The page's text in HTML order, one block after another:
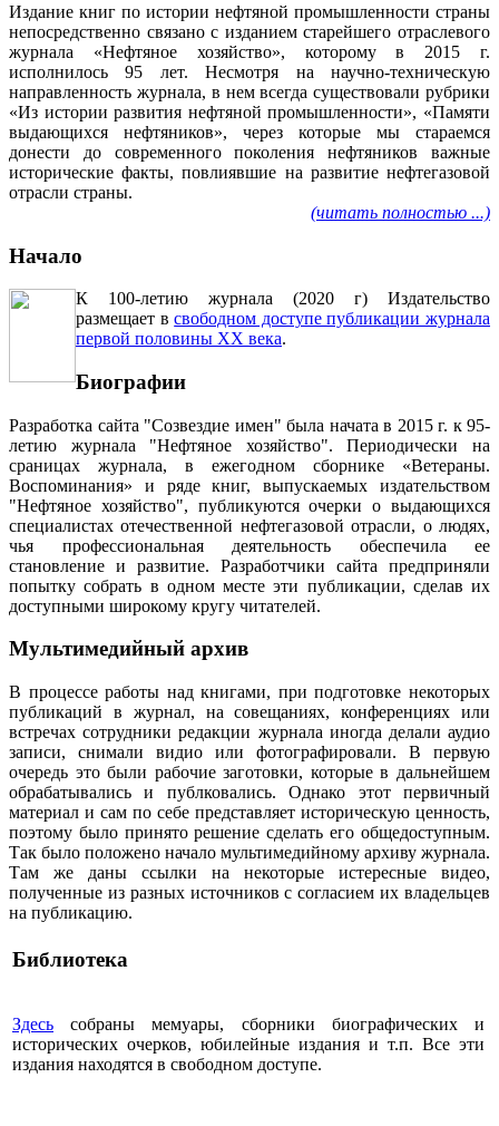
Издание книг по истории нефтяной промышленности страны
непосредственно связано с изданием старейшего отраслевого
журнала «Нефтяное хозяйство», которому в 2015 г.
исполнилось 95 лет. Несмотря на научно-техническую
направленность журнала, в нем всегда существовали рубрики
«Из истории развития нефтяной промышленности», «Памяти
выдающихся нефтяников», через которые мы стараемся
донести до современного поколения нефтяников важные
исторические факты, повлиявшие на развитие нефтегазовой
отрасли страны.
(читать полностью ...)
Начало
К 100-летию журнала (2020 г) Издательство
размещает всвободном доступе публикации журнала
первой половины ХХ века.
Биографии
Разработка сайта "Созвездие имен" была начата в 2015 г. к 95-
летию журнала "Нефтяное хозяйство". Периодически на
сраницах журнала, в ежегодном сборнике «Ветераны.
Воспоминания» и ряде книг, выпускаемых издательством
"Нефтяное хозяйство", публикуются очерки о выдающихся
специалистах отечественной нефтегазовой отрасли, о людях,
чья профессиональная деятельность обеспечила ее
становление и развитие. Разработчики сайта предприняли
попытку собрать в одном месте эти публикации, сделав их
доступными широкому кругу читателей.
Мультимедийный архив
В процессе работы над книгами, при подготовке некоторых
публикаций в журнал, на совещаниях, конференциях или
встречах сотрудники редакции журнала иногда делали аудио
записи, снимали видио или фотографировали. В первую
очередь это были рабочие заготовки, которые в дальнейшем
обрабатывались и публковались. Однако этот первичный
материал и сам по себе представляет историческую ценность,
поэтому было принято решение сделать его общедоступным.
Так было положено начало мультимедийному архиву журнала.
Там же даны ссылки на некоторые истересные видео,
полученные из разных источников с согласием их владельцев
на публикацию.
Библиотека
Здесь собраны мемуары, сборники биографических и
исторических очерков, юбилейные издания и т.п. Все эти
издания находятся в свободном доступе.